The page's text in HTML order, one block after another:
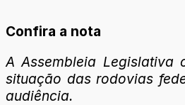
Confira a nota
A Assembleia
situação das rodovias
audiência.